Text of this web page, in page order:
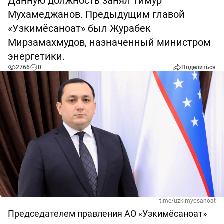
Мухамеджанов. Предыдущим главой
«Узкимёсаноат» был Журабек
Мирзамахмудов, назначенный министром
энергетики.
2766 0 Поделиться
t.me/uzkimyosanoat
Председателем правления АО «Узкимёсаноат»